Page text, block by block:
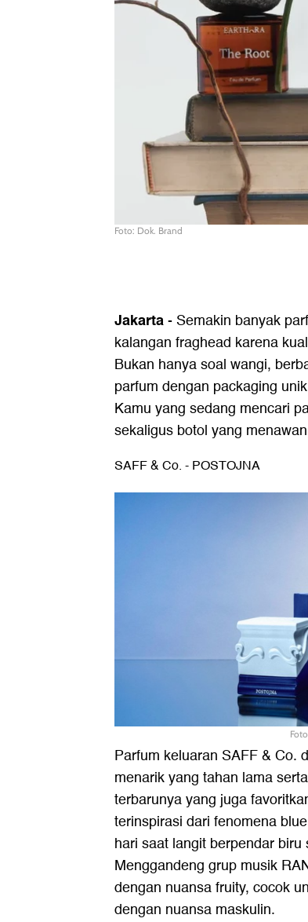
Foto: Dok. Brand
Jakarta- Semakin banyak
kalangan fraghead karena
Bukan hanya soal wangi,
parfum dengan packaging
Kamu yang sedang mencari
sekaligus botol yang
SAFF & Co. - POSTOJNA
Parfum keluaran SAFF & Co.
menarik yang tahan lama
terbarunya yang juga
terinspirasi dari fenomena
hari saat langit berpendar
Menggandeng grup musik
dengan nuansa fruity, cocok
dengan nuansa maskulin.